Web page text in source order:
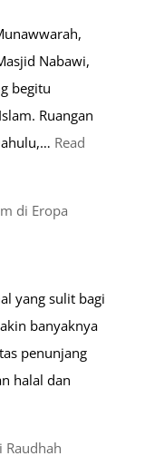
Nabawi,
begitu
Ruangan
Read
di Eropa
yang sulit bagi
banyaknya
penunjang
halal dan
Raudhah